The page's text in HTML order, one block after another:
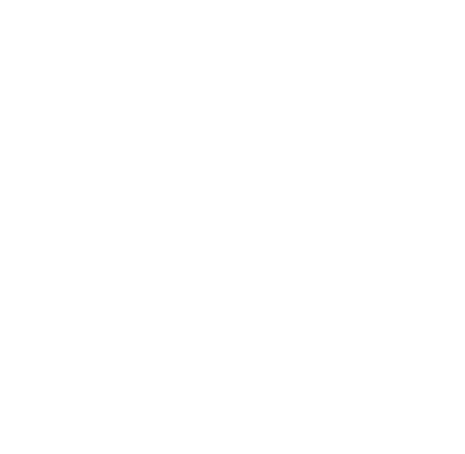
せていただ
ください。
了承くださ
器販売店・
お願いしま
ご登録され
ご了承くだ
変更すること
1000ppm以下、
、
、
い年数を意
物等」とい
)を取得する
手段を講じ
知します。
り引きをい
ロン制御